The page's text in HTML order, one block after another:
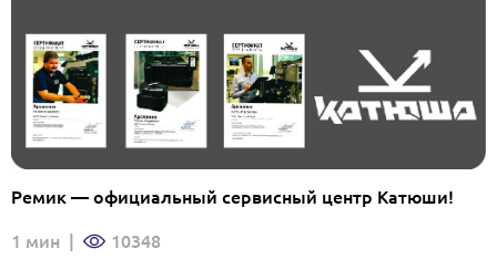
Ремик — официальный сервисный центр Катюши!
1 мин 10348